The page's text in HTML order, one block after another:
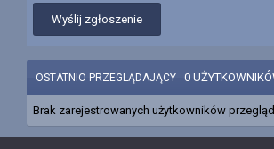
Wyślij zgłoszenie
OSTATNIO PRZEGLĄDAJĄCY 0
Brak zarejestrowanych użytkowników